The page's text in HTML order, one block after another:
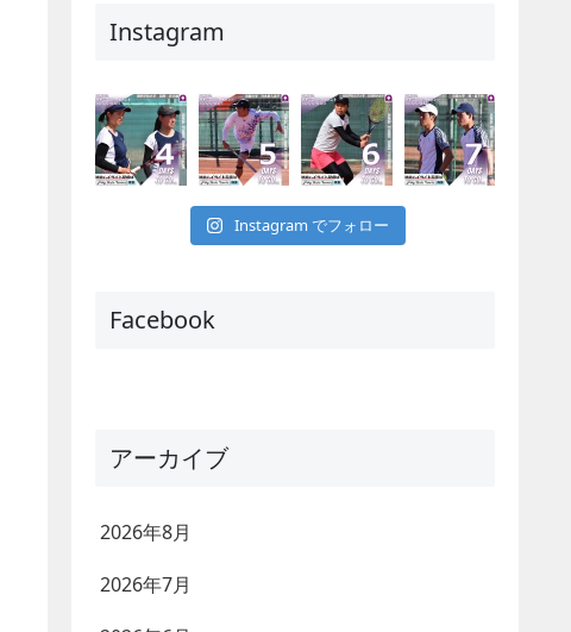
Instagram
Instagram でフォロー
Facebook
アーカイブ
2026年8月
2026年7月